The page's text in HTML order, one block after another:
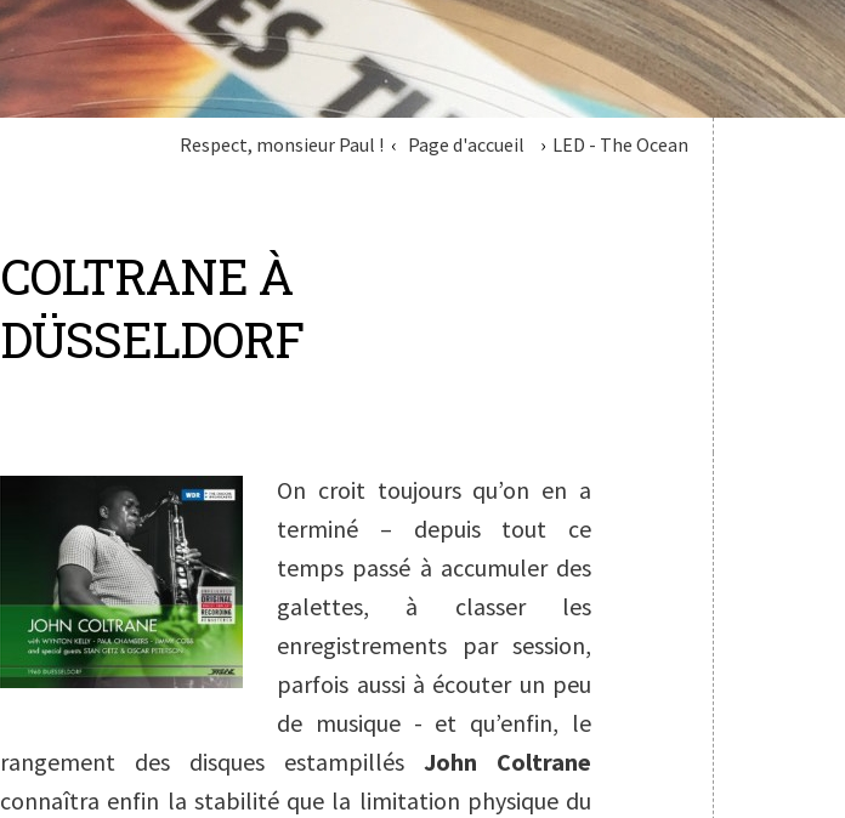
Respect, monsieur Paul ! Page d'accueil LED - The Ocean
COLTRANE À
DÜSSELDORF
On croit toujours qu’on en a
terminé – depuis tout ce
temps passé à accumuler des
galettes, à classer les
enregistrements par session,
parfois aussi à écouter un peu
de musique - et qu’enfin, le
rangement des disques estampillésJohn Coltrane
connaîtra enfin la stabilité que la limitation physique du